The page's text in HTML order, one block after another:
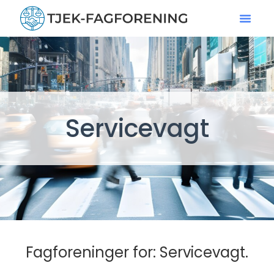
Servicevagt
Fagforeninger for: Servicevagt.